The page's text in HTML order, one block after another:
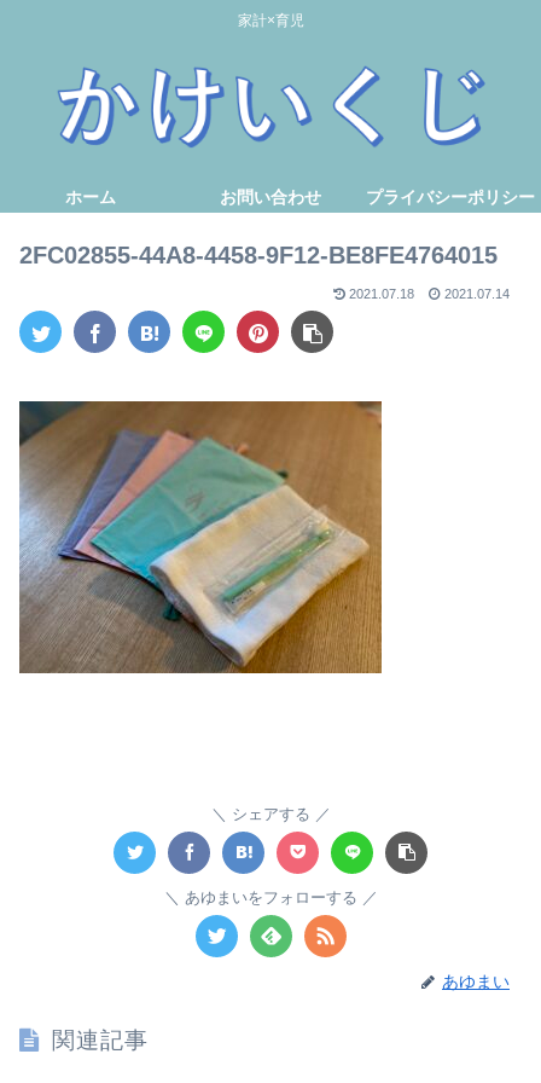
家計×育児
ホーム お問い合わせ プライバシーポリシー
2FC02855-44A8-4458-9F12-BE8FE4764015
2021.07.18 2021.07.14
シェアする
あゆまいをフォローする
あゆまい
関連記事